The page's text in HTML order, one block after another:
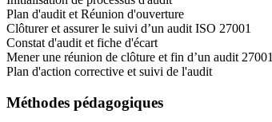
Plan d'audit et Réunion d'ouverture
Clôturer et assurer le suivi d’un audit ISO 27001
Constat d'audit et fiche d'écart
Mener une réunion de clôture et fin d’un audit 27001
Plan d'action corrective et suivi de l'audit
Méthodes pédagogiques